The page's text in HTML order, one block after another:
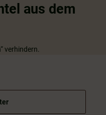
aus dem
verhindern.